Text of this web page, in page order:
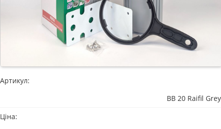
Артикул:
BB 20 Raifil Grey
Ціна: